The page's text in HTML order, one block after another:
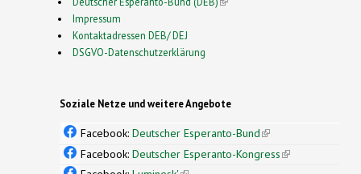
Impressum
Kontaktadressen DEB/ DEJ
DSGVO-Datenschutzerklärung
Soziale Netze und weitere Angebote
Facebook: Deutscher Esperanto-Bund(link is
external)
Facebook: Deutscher Esperanto-Kongress(link is